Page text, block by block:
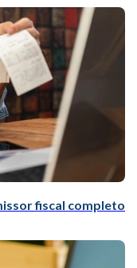
fiscal completo